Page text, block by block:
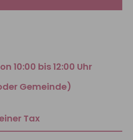
10:00 bis 12:00 Uhr
Gemeinde)
Tax